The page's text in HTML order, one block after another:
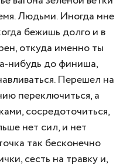
Людьми. Иногда мне
бежишь долго и в
откуда именно ты
нибудь до финиша,
Перешел на
переключиться, а
сосредоточиться,
нет сил, и нет
так бесконечно
сесть на травку и,